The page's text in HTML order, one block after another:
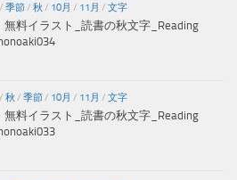
/ 季節/ 秋 / 10月 / 11月 / 文字
無料イラスト_読書の秋文字_Reading
/ 秋 / 季節/ 10月 / 11月 / 文字
無料イラスト_読書の秋文字_Reading